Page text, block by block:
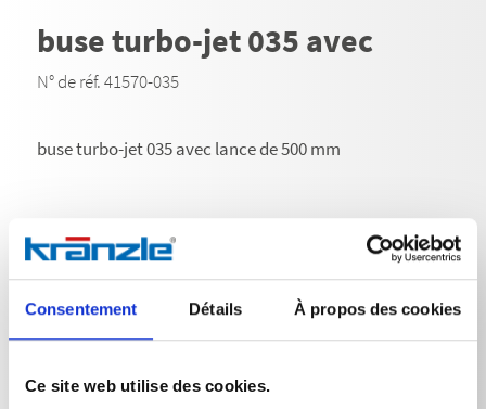
Consentement Détails À propos des cookies
Ce site web utilise des cookies.
buse turbo-jet 035 avec
N° de réf. 41570-035
buse turbo-jet 035 avec lance de 500 mm
Données techniques